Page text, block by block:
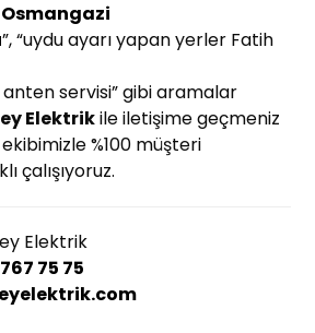
”, “uydu ayarı yapan yerler Fatih
anten servisi” gibi aramalar
Elektrikile iletişime geçmeniz
%100 müşteri
çalışıyoruz.
Elektrik
75 75